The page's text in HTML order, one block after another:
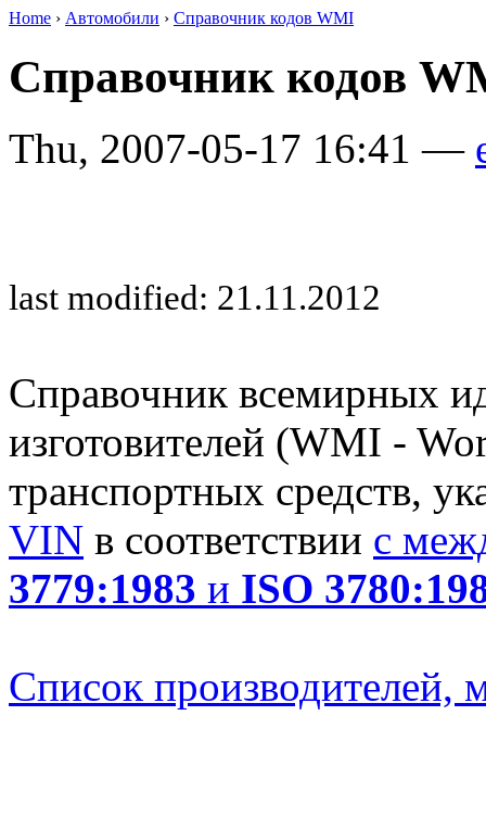
Home › Автомобили › Справочник кодов WMI
Справочник кодов
Thu, 2007-05-17 16:41 —
last modified: 21.11.2012
Справочник всемирных
изготовителей (WMI -
транспортных средств,
VIN в соответствии с
3779:1983 и ISO
Список производителей,